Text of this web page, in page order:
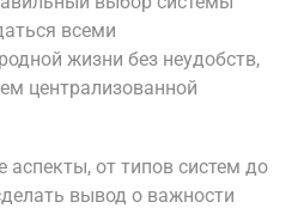
всеми
жизни без неудобств,
централизованной
аспекты, от типов систем до
вывод о важности